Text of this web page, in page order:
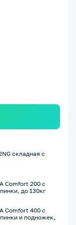
складная с
Comfort 200 с
до 130кг
Comfort 400 с
и подножек,